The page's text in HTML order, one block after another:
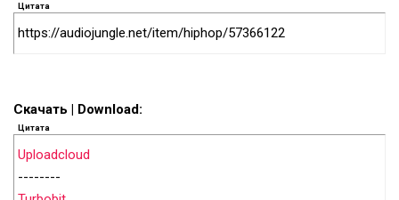
Цитата
https://audiojungle.net/item/hiphop/57366122
Скачать | Download:
Цитата
Uploadcloud
--------